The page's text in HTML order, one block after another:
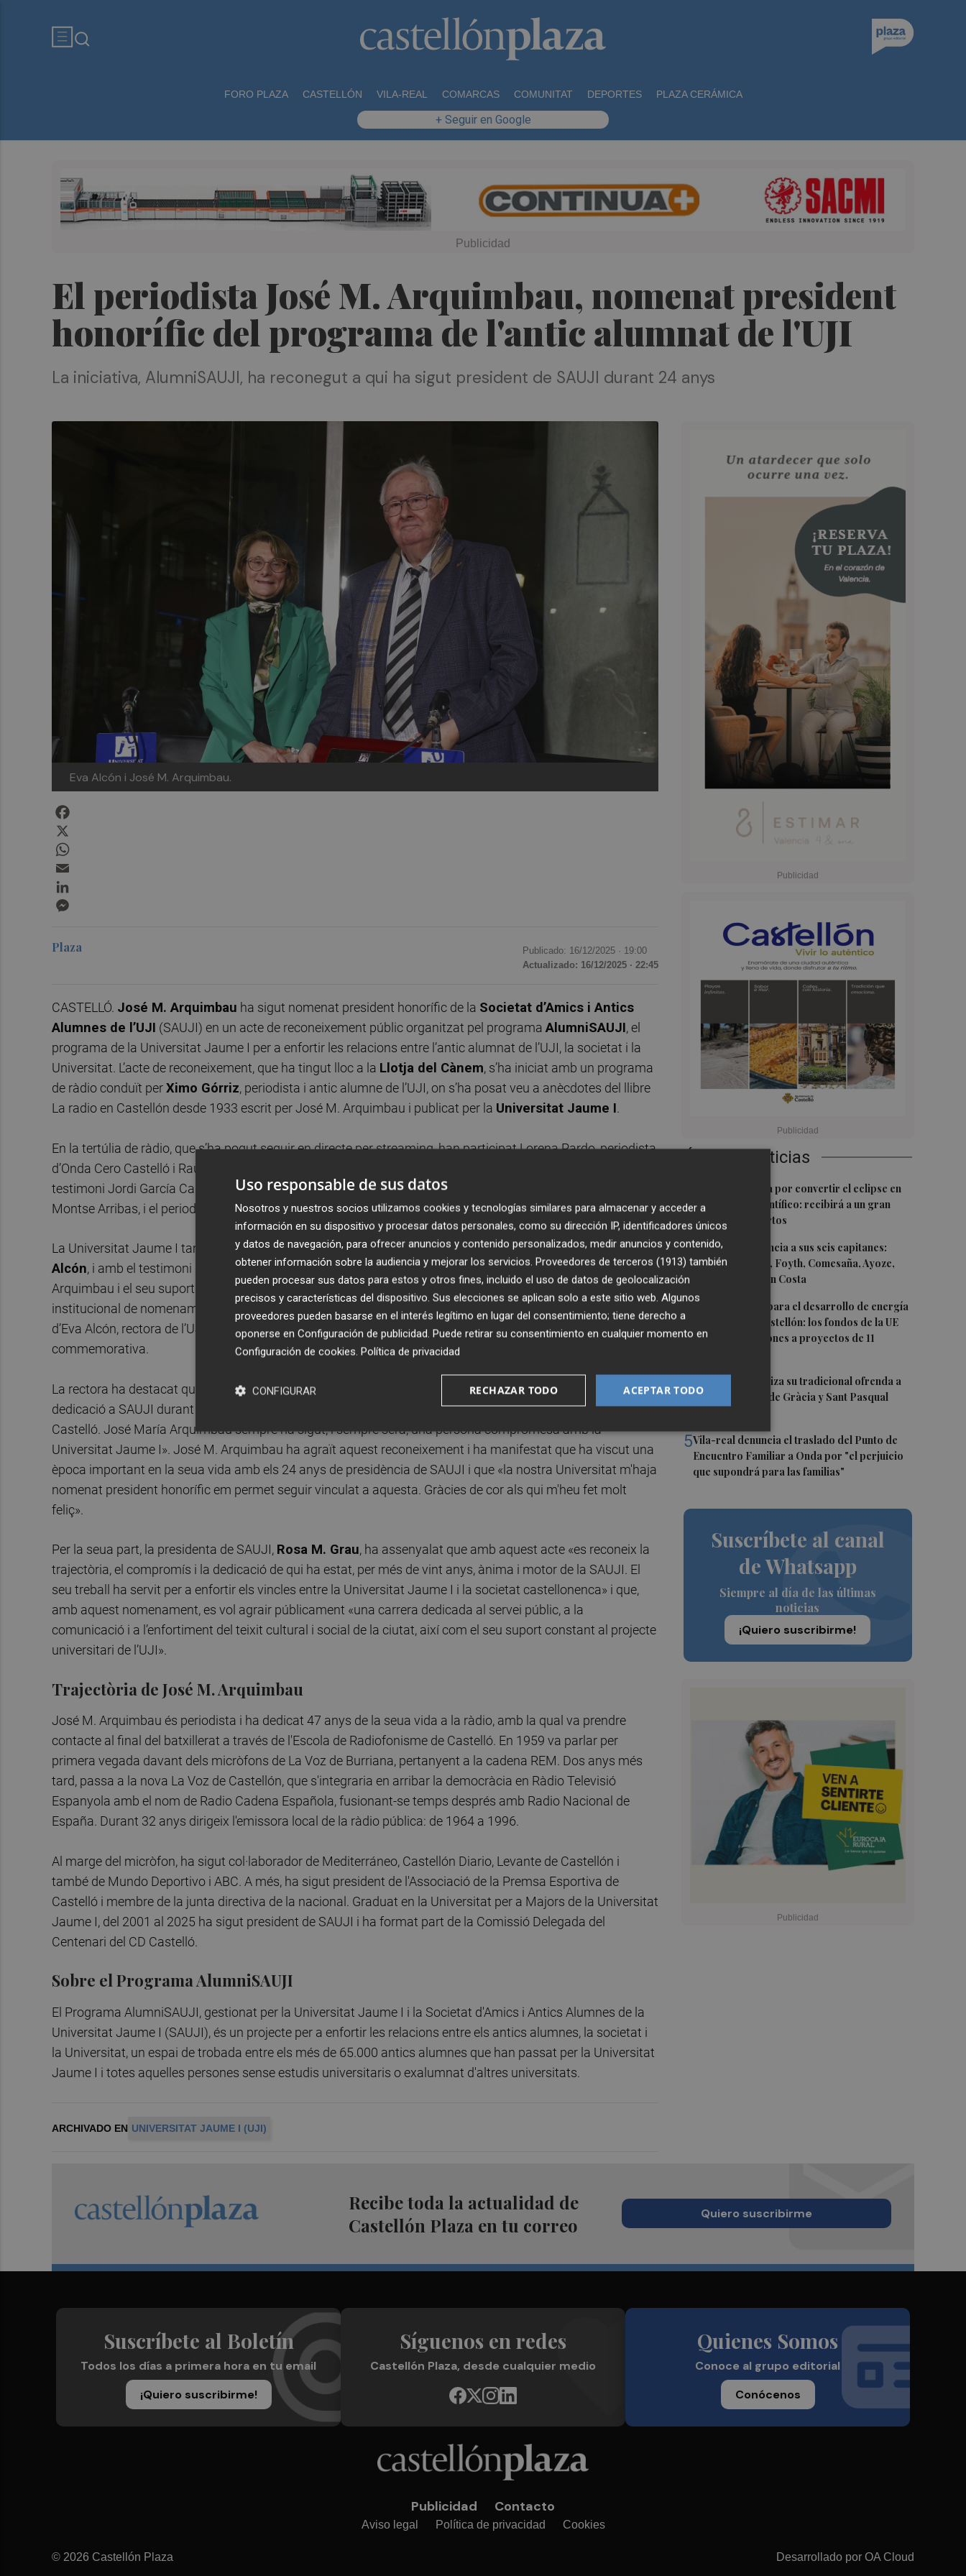
FORO PLAZA CASTELLÓN VILA-REAL COMARCAS COMUNITAT DEPORTES PLAZA CERÁMICA
+ Seguir en Google
El periodista José M. Arquimbau, nomenat president
honorífic del programa de l'antic alumnat de l'UJI
La iniciativa, AlumniSAUJI, ha reconegut a qui ha sigut president de SAUJI durant 24 anys
Eva Alcón i José M. Arquimbau.
Últimas Noticias
Castelló apuesta por convertir el eclipse en
un referente científico: recibirá a un gran
equipo de expertos
2El Villarreal anuncia a sus seis capitanes:
Gerard Moreno, Foyth, Comesaña, Ayoze,
Cardona y Logan Costa
3 Otra inyección para el desarrollo de energía
renovable en Castellón: los fondos de la UE
destinan 19 millones a proyectos de 11
4 El Villarreal realiza su tradicional ofrenda a
la Mare de Déu de Gràcia y Sant Pasqual
5Vila-real denuncia el traslado del Punto de
Encuentro Familiar a Onda por "el perjuicio
que supondrá para las familias"
Suscríbete al canal
de Whatsapp
Siempre al día de las últimas
noticias
¡Quiero suscribirme!
Plaza Publicado: 16/12/2025 · 19:00
Actualizado: 16/12/2025 · 22:45
CASTELLÓ. José M. Arquimbau ha sigut nomenat president honorífic de la Societat d’Amics i Antics
Alumnes de l’UJI (SAUJI) en un acte de reconeixement públic organitzat pel programa AlumniSAUJI, el
programa de la Universitat Jaume I per a enfortir les relacions entre l’antic alumnat de l’UJI, la societat i la
Universitat. L’acte de reconeixement, que ha tingut lloc a la Llotja del Cànem, s’ha iniciat amb un programa
de ràdio conduït perXimo Górriz, periodista i antic alumne de l’UJI, on s’ha posat veu a anècdotes del llibre
La radio en Castellón desde 1933 escrit per José M. Arquimbau i publicat per la Universitat Jaume I.
En la tertúlia de ràdio, que s’ha pogut seguir en directe per streaming, han participat Lorena Pardo, periodista
d’Onda Cero Castelló i Raul Puchol, director de COPE Castellón. Així mateix, han participat amb el seu
testimoni Jordi García Candau, exdirector general de RTVE; Xavier Latorre, redactor de RTVE, la periodista
Montse Arribas, i el periodista Eduardo Mas.
La Universitat Jaume I també ha estat present en el programa de ràdio amb la participació de la rectora,Eva
Alcón, i amb el testimoni de tots els exrectors de l’UJI que han destacat el compromís de José M.
Arquimbau i el seu suport a la Universitat des dels inicis. En finalitzar el programa, ha tingut lloc l’acte
institucional de nomenament públic de José M. Arquimbau com a president honorífic de SAUJI per part
d’Eva Alcón, rectora de l’UJI, i Rosa M. Grau, presidenta de SAUJI, que li han fet entrega d’una placa
commemorativa.
La rectora ha destacat que «el nomenament com a president honorífic simbolitza l’agraïment a la seua
dedicació a SAUJI durant més de dues dècades i, també, a la seua estima a la universitat pública de
Castelló. José María Arquimbau sempre ha sigut, i sempre serà, una persona compromesa amb la
Universitat Jaume I». José M. Arquimbau ha agraït aquest reconeixement i ha manifestat que ha viscut una
època important en la seua vida amb els 24 anys de presidència de SAUJI i que «la nostra Universitat m'haja
nomenat president honorífic em permet seguir vinculat a aquesta. Gràcies de cor als qui m'heu fet molt
feliç».
Per la seua part, la presidenta de SAUJI, Rosa M. Grau, ha assenyalat que amb aquest acte «es reconeix la
trajectòria, el compromís i la dedicació de qui ha estat, per més de vint anys, ànima i motor de la SAUJI. El
seu treball ha servit per a enfortir els vincles entre la Universitat Jaume I i la societat castellonenca» i que,
amb aquest nomenament, es vol agrair públicament «una carrera dedicada al servei públic, a la
comunicació i a l’enfortiment del teixit cultural i social de la ciutat, així com el seu suport constant al projecte
universitari de l’UJI».
Trajectòria de José M. Arquimbau
José M. Arquimbau és periodista i ha dedicat 47 anys de la seua vida a la ràdio, amb la qual va prendre
contacte al final del batxillerat a través de l'Escola de Radiofonisme de Castelló. En 1959 va parlar per
primera vegada davant dels micròfons de La Voz de Burriana, pertanyent a la cadena REM. Dos anys més
tard, passa a la nova La Voz de Castellón, que s'integraria en arribar la democràcia en Ràdio Televisió
Espanyola amb el nom de Radio Cadena Española, fusionant-se temps després amb Radio Nacional de
España. Durant 32 anys dirigeix l'emissora local de la ràdio pública: de 1964 a 1996.
Al marge del micròfon, ha sigut col·laborador de Mediterráneo, Castellón Diario, Levante de Castellón i
també de Mundo Deportivo i ABC. A més, ha sigut president de l'Associació de la Premsa Esportiva de
Castelló i membre de la junta directiva de la nacional. Graduat en la Universitat per a Majors de la Universitat
Jaume I, del 2001 al 2025 ha sigut president de SAUJI i ha format part de la Comissió Delegada del
Centenari del CD Castelló.
Sobre el Programa AlumniSAUJI
El Programa AlumniSAUJI, gestionat per la Universitat Jaume I i la Societat d'Amics i Antics Alumnes de la
Universitat Jaume I (SAUJI), és un projecte per a enfortir les relacions entre els antics alumnes, la societat i
la Universitat, un espai de trobada entre els més de 65.000 antics alumnes que han passat per la Universitat
Jaume I i totes aquelles persones sense estudis universitaris o exalumnat d'altres universitats.
ARCHIVADO EN UNIVERSITAT JAUME I (UJI)
Recibe toda la actualidad de
Castellón Plaza en tu correo
Quiero suscribirme
Suscríbete al Boletín
Todos los días a primera hora en tu email
¡Quiero suscribirme!
Síguenos en redes
Castellón Plaza, desde cualquier medio
Quienes Somos
Conoce al grupo editorial
Conócenos
Publicidad Contacto
Aviso legal Política de privacidad Cookies
© 2026 Castellón Plaza Desarrollado por OA Cloud
Uso responsable de sus datos
Nosotros y nuestros socios utilizamos cookies y tecnologías similares para almacenar y acceder a
información en su dispositivo y procesar datos personales, como su dirección IP, identificadores únicos
y datos de navegación, para ofrecer anuncios y contenido personalizados, medir anuncios y contenido,
obtener información sobre la audiencia y mejorar los servicios. Proveedores de terceros (1913) también
pueden procesar sus datos para estos y otros fines, incluido el uso de datos de geolocalización
precisos y características del dispositivo. Sus elecciones se aplican solo a este sitio web. Algunos
proveedores pueden basarse en el interés legítimo en lugar del consentimiento; tiene derecho a
oponerse en Configuración de publicidad. Puede retirar su consentimiento en cualquier momento en
Configuración de cookies. Política de privacidad
ACEPTAR TODO
RECHAZAR TODO
CONFIGURAR